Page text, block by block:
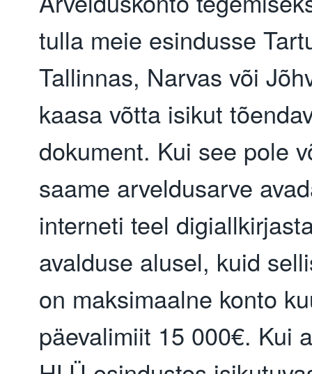
tulla meie esindusse
Tallinnas, Narvas või
kaasa võtta isikut
dokument. Kui see pole
saame arveldusarve
interneti teel
avalduse alusel, kuid
on maksimaalne konto
päevalimiit 15 000€. Kui